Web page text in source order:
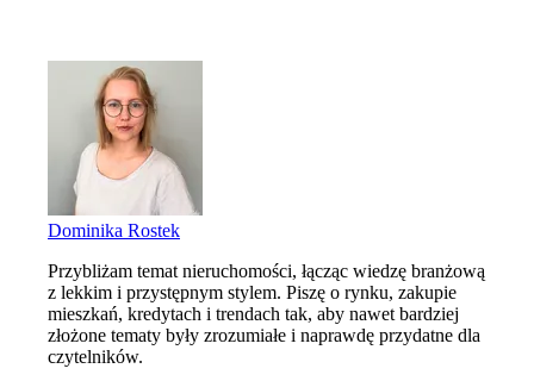
Dominika Rostek
Przybliżam temat nieruchomości, łącząc wiedzę branżową
z lekkim i przystępnym stylem. Piszę o rynku, zakupie
mieszkań, kredytach i trendach tak, aby nawet bardziej
złożone tematy były zrozumiałe i naprawdę przydatne dla
czytelników.